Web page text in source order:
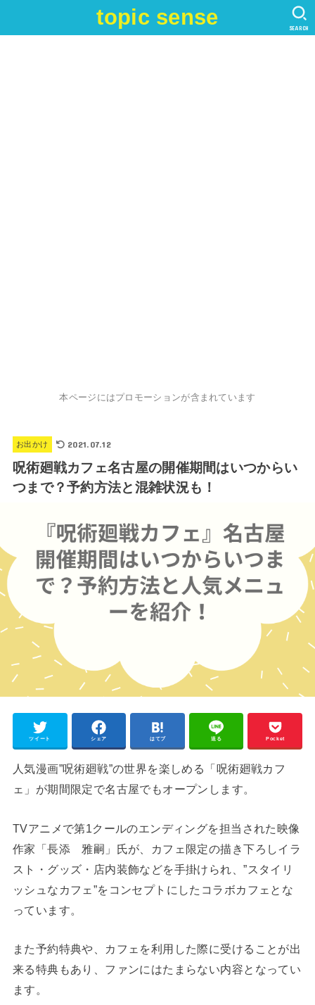
topic sense SEARCH
本ページにはプロモーションが含まれています
お出かけ 2021.07.12
呪術廻戦カフェ名古屋の開催期間はいつからい
つまで？予約方法と混雑状況も！
ツイート シェア はてブ 送る Pocket
人気漫画”呪術廻戦”の世界を楽しめる「呪術廻戦カフ
ェ」が期間限定で名古屋でもオープンします。
TVアニメで第1クールのエンディングを担当された映像
作家「長添 雅嗣」氏が、カフェ限定の描き下ろしイラ
スト・グッズ・店内装飾などを手掛けられ、”スタイリ
ッシュなカフェ”をコンセプトにしたコラボカフェとな
っています。
また予約特典や、カフェを利用した際に受けることが出
来る特典もあり、ファンにはたまらない内容となってい
ます。